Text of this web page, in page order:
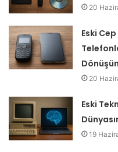
20
Eski
20
Eski
19